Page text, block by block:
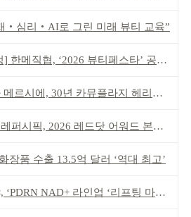
‧심리‧AI로 그린 미래 뷰티 교육”
한메직협, ‘2026 뷰티페스타’ 공동 주최
르시에, 30년 카뮤플라지 헤리티지 담아
퍼시픽, 2026 레드닷 어워드 본상 2개 수상
장품 수출 13.5억 달러 ‘역대 최고’
NAD+ 라인업 ‘리프팅 마스크’ 출시